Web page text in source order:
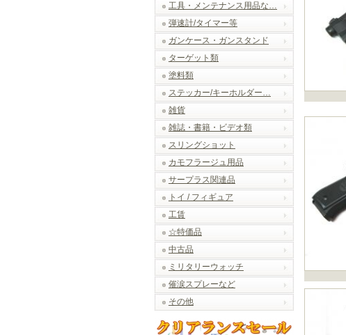
工具・メンテナンス用品な…
弾速計/タイマー等
ガンケース・ガンスタンド
ターゲット類
塗料類
ステッカー/キーホルダー…
雑貨
雑誌・書籍・ビデオ類
スリングショット
カモフラージュ用品
サープラス関連品
トイ / フィギュア
工賃
☆特価品
中古品
ミリタリーウォッチ
催涙スプレーなど
その他